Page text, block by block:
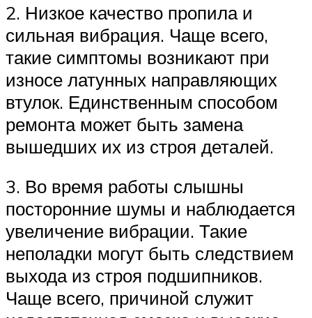
2. Низкое качество пропила и
сильная вибрация. Чаще всего,
такие симптомы возникают при
износе латунных направляющих
втулок. Единственным способом
ремонта может быть замена
вышедших их из строя деталей.
3. Во время работы слышны
посторонние шумы и наблюдается
увеличение вибрации. Такие
неполадки могут быть следствием
выхода из строя подшипников.
Чаще всего, причиной служит